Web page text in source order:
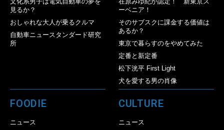
見るか？
おしゃれな大人が乗るクルマ
自動車ニュースタンダード研究
所
ーベニア！
そのサブスクに課金する価値は
あるか？
東京で暮らすのをやめてみた
定番と新定番
松下洸平 First Light
犬を愛する男の肖像
FOODIE
ニュース
CULTURE
ニュース